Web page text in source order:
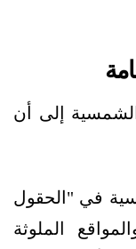
إلى أن
في "الحقول
الملوثة